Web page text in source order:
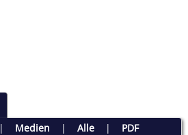
Medien | Alle| PDF